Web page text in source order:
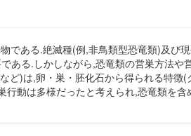
である.絶滅種(例,非鳥類型恐竜類)及び
ある.しかしながら,恐竜類の営巣方法や
ど)は,卵・巣・胚化石から得られる特徴(
動は多様だったと考えられ,恐竜類を含